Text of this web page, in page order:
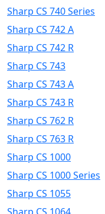
Sharp CS 740 Series
Sharp CS 742 A
Sharp CS 742 R
Sharp CS 743
Sharp CS 743 A
Sharp CS 743 R
Sharp CS 762 R
Sharp CS 763 R
Sharp CS 1000
Sharp CS 1000 Series
Sharp CS 1055